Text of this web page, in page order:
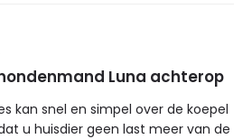
Luna achterop
kan snel en simpel over de koepel
u huisdier geen last meer van de